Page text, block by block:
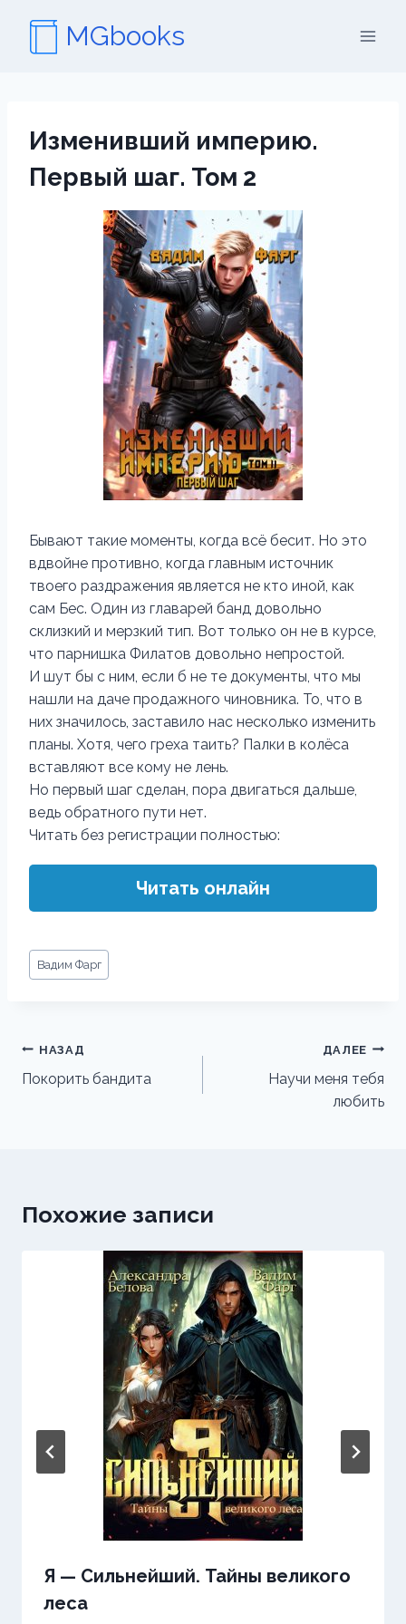
содержимому
MGbooks
Изменивший империю.
Первый шаг. Том 2
Бывают такие моменты, когда всё бесит. Но это
вдвойне противно, когда главным источник
твоего раздражения является не кто иной, как
сам Бес. Один из главарей банд довольно
склизкий и мерзкий тип. Вот только он не в курсе,
что парнишка Филатов довольно непростой.
И шут бы с ним, если б не те документы, что мы
нашли на даче продажного чиновника. То, что в
них значилось, заставило нас несколько изменить
планы. Хотя, чего греха таить? Палки в колёса
вставляют все кому не лень.
Но первый шаг сделан, пора двигаться дальше,
ведь обратного пути нет.
Читать без регистрации полностью:
Читать онлайн
Метки
записи:
Вадим Фарг
Навигация
по
НАЗАД
Покорить бандита
ДАЛЕЕ
Научи меня тебя
любить
Похожие записи
Я — Сильнейший. Тайны великого
леса